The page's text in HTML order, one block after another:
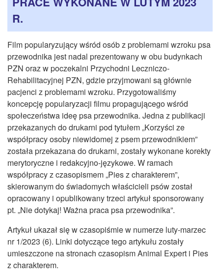
OFERTA USŁUG
MULTIMEDIA
CZASOPISMA
INSTYTUT TYFLOLOGICZNY
KONTAKT
1,5%
R.
Film popularyzujący wśród osób z problemami wzroku psa
przewodnika jest nadal prezentowany w obu budynkach
PZN oraz w poczekalni Przychodni Leczniczo-
Rehabilitacyjnej PZN, gdzie przyjmowani są głównie
pacjenci z problemami wzroku. Przygotowaliśmy
koncepcję popularyzacji filmu propagującego wśród
społeczeństwa ideę psa przewodnika. Jedna z publikacji
przekazanych do drukarni pod tytułem „Korzyści ze
współpracy osoby niewidomej z psem przewodnikiem”
została przekazana do drukarni, zostały wykonane korekty
merytoryczne i redakcyjno-językowe. W ramach
współpracy z czasopismem „Pies z charakterem”,
skierowanym do świadomych właścicieli psów został
opracowany i opublikowany trzeci artykuł sponsorowany
pt. „Nie dotykaj! Ważna praca psa przewodnika”.
Artykuł ukazał się w czasopiśmie w numerze luty-marzec
nr 1/2023 (6). Linki dotyczące tego artykułu zostały
umieszczone na stronach czasopism Animal Expert i Pies
z charakterem.